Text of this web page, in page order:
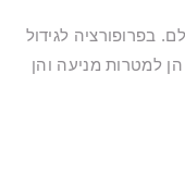
בפרופורציה לגידול
למטרות מניעה והן